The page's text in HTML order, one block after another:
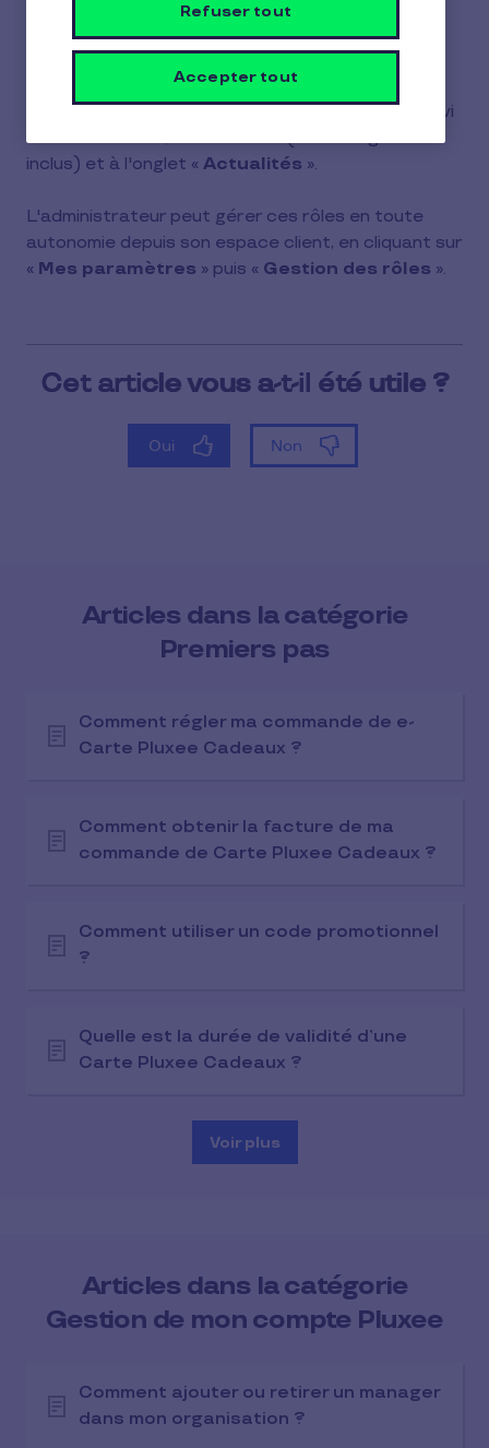
accès à toutes les
fonctionnalités sauf la gestion des rôles et la
validation des commandes.
-Lecteur :accès limité à la page d'accueil, au suivi
des commandes, aux factures (téléchargement
inclus) et à l'onglet « Actualités ».
L'administrateur peut gérer ces rôles en toute
autonomie depuis son espace client, en cliquant sur
« Mes paramètres » puis « Gestion des rôles ».
Articles dans la catégorie
Premiers pas
Comment régler ma commande de e-
Carte Pluxee Cadeaux ?
Comment obtenir la facture de ma
commande de Carte Pluxee Cadeaux ?
Comment utiliser un code promotionnel
?
Quelle est la durée de validité d’une
Carte Pluxee Cadeaux ?
Voir plus
Articles dans la catégorie
Gestion de mon compte Pluxee
Comment ajouter ou retirer un manager
dans mon organisation ?
Refuser tout
Accepter tout